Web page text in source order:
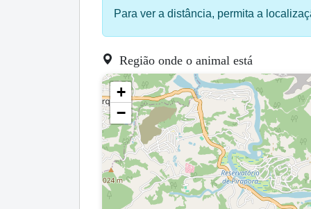
Para ver a distância, permita a
Região onde o animal está
+
−